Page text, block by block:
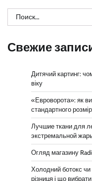
Найти:
Свежие
Дитячий картинг:
віку
«Евроворота»: як
стандартного
Лучшие ткани для
экстремальной
Огляд магазину
Холодний ботокс
різниця і що вибрати